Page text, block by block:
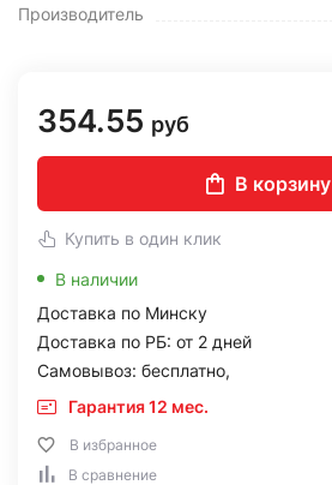
Производитель
354.55 руб
В корзину
Купить в один клик
В наличии
Доставка по Минску
Доставка по РБ: от 2 дней
Самовывоз: бесплатно,
Гарантия 12 мес.
В избранное
В сравнение